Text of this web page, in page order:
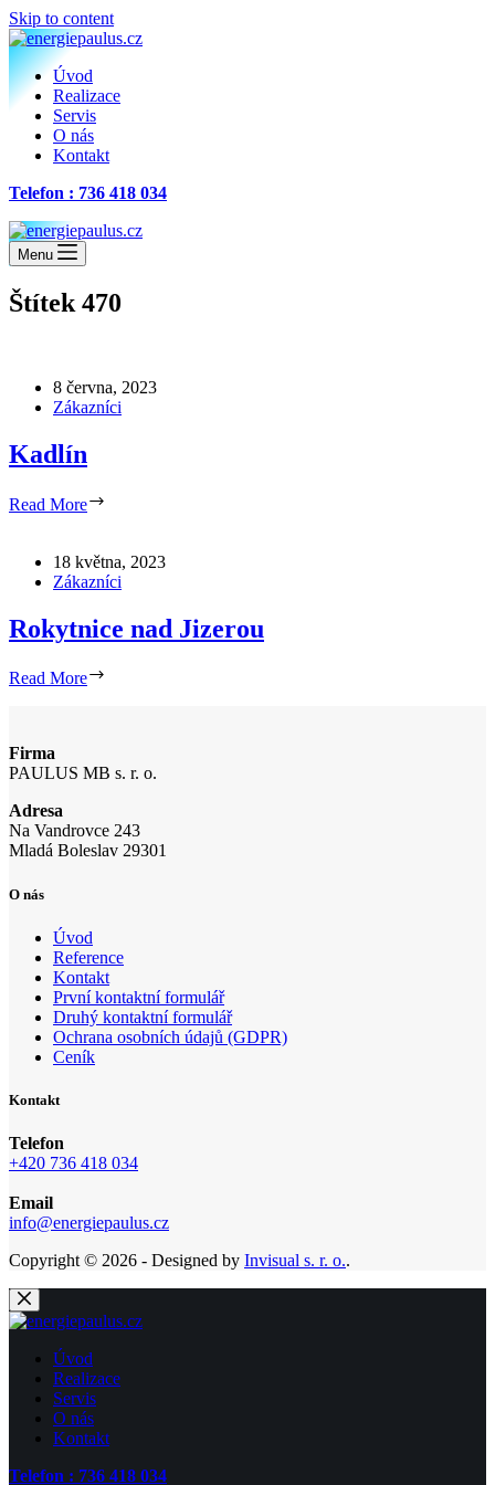
Skip to content
Úvod
Realizace
Servis
O nás
Kontakt
Telefon : 736 418 034
Menu
Štítek 470
8 června, 2023
Zákazníci
Kadlín
Read More
18 května, 2023
Zákazníci
Rokytnice nad Jizerou
Read More
Firma
PAULUS MB s. r. o.
Adresa
Na Vandrovce 243
Mladá Boleslav 29301
O nás
Úvod
Reference
Kontakt
První kontaktní formulář
Druhý kontaktní formulář
Ochrana osobních údajů (GDPR)
Ceník
Kontakt
Telefon
+420 736 418 034
Email
info@energiepaulus.cz
Copyright © 2026 - Designed by Invisual s. r. o..
Úvod
Realizace
Servis
O nás
Kontakt
Telefon : 736 418 034